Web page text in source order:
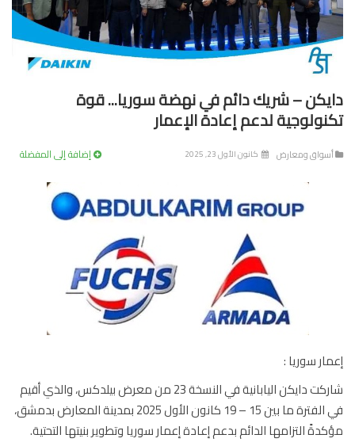
– شريك دائم في نهضة سوريا... قوة
لدعم إعادة الإعمار
ومعارض كانون الأول 23, 2025 إضافة إلى المفضلة
سوريا :
شاركت دايكن اليابانية في النسخة 23 من معرض بيلدكس، والذي أقيم
في الفترة ما بين 15 – 19 كانون الأول 2025 بمدينة المعارض بدمشق،
التزامها الدائم بدعم إعادة إعمار سوريا وتطوير بنيتها التحتية.